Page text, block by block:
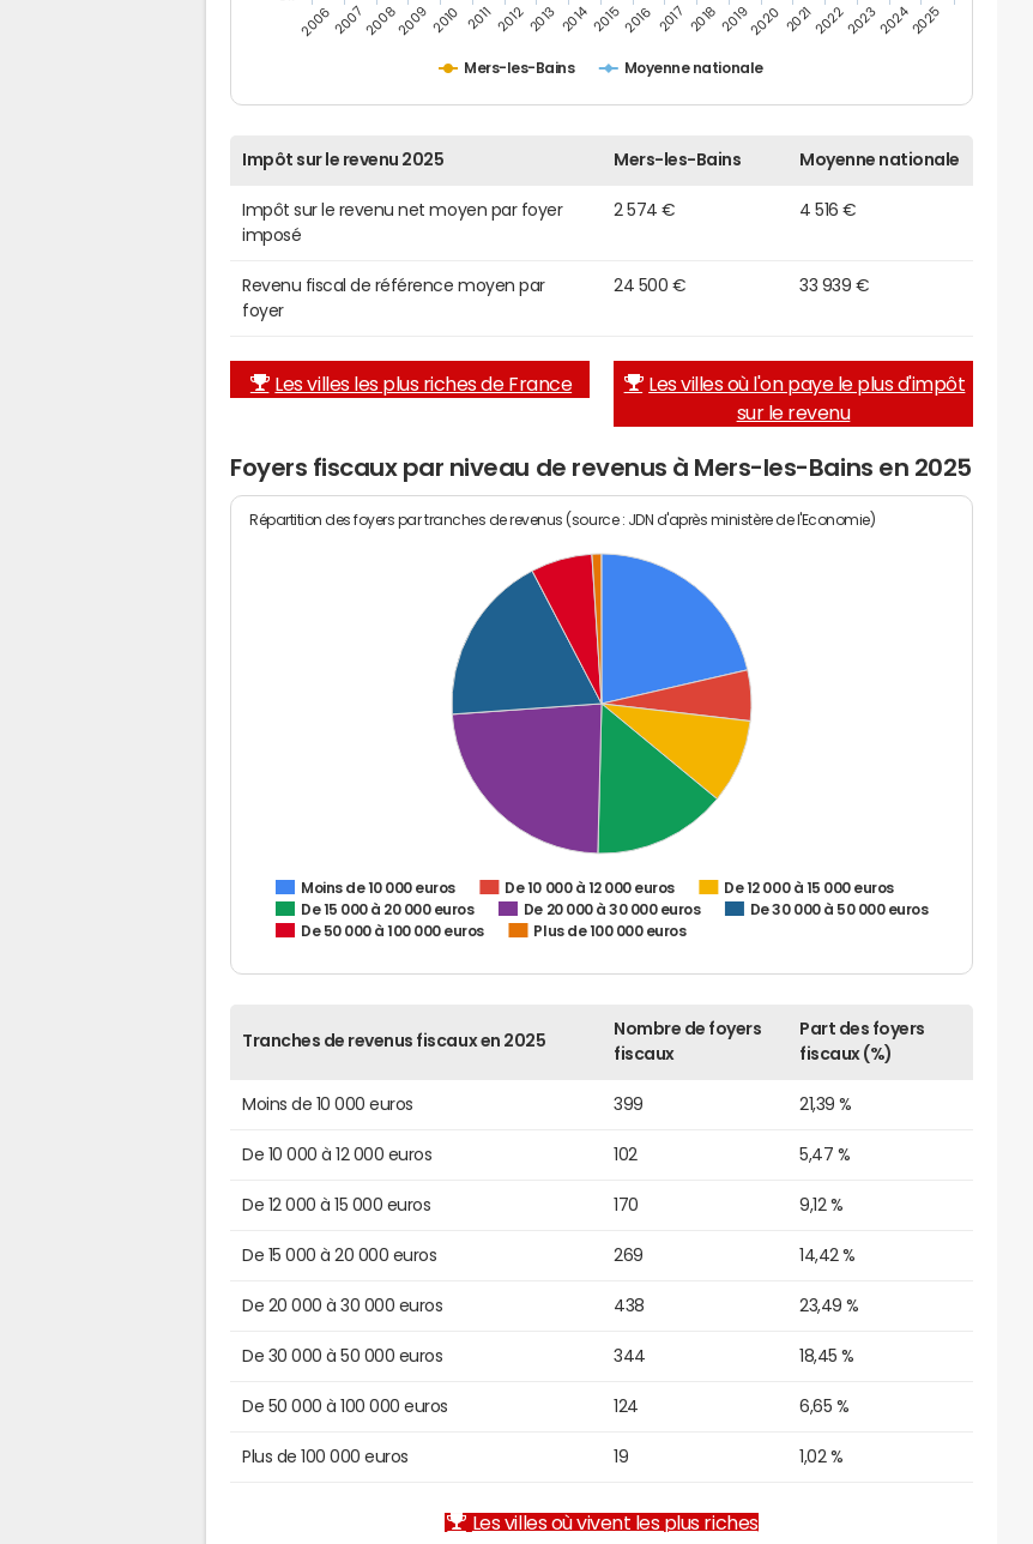
Mers-les-Bains Moyenne nationale
20062007200820092010 2011 20122013 201420152016 2017 201820192020 20212022202320242025
Impôt sur le revenu 2025 Mers-les-Bains Moyenne nationale
Impôt sur le revenu net moyen par foyer
imposé
2 574 € 4 516 €
Revenu fiscal de référence moyen par
foyer
24 500 € 33 939 €
Les villes les plus riches de France
Les villes où l'on paye le plus d'impôt
sur le revenu
Foyers fiscaux par niveau de revenus à Mers-les-Bains en 2025
Répartition des foyers par tranches de revenus (source : JDN d'après ministère de l'Economie)
Moins de 10 000 euros De 10 000 à 12 000 euros
De 12 000 à 15 000 euros
De 15 000 à 20 000 euros
De 20 000 à 30 000 euros
De 30 000 à 50 000 euros
De 50 000 à 100 000 euros
Plus de 100 000 euros
Tranches de revenus fiscaux en 2025
Nombre de foyers
fiscaux
Part des foyers
fiscaux (%)
Moins de 10 000 euros 399 21,39 %
De 10 000 à 12 000 euros 102 5,47 %
De 12 000 à 15 000 euros 170 9,12 %
De 15 000 à 20 000 euros 269 14,42 %
De 20 000 à 30 000 euros 438 23,49 %
De 30 000 à 50 000 euros 344 18,45 %
De 50 000 à 100 000 euros 124 6,65 %
Plus de 100 000 euros 19 1,02 %
Les villes où vivent les plus riches